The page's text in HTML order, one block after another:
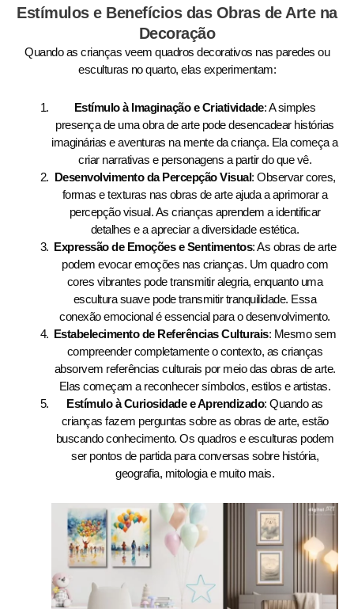
Estímulos e Benefícios das Obras de Arte na
Decoração
Quando as crianças veem quadros decorativos nas paredes ou
esculturas no quarto, elas experimentam:
Estímulo à Imaginação e Criatividade: A simples
presença de uma obra de arte pode desencadear histórias
imaginárias e aventuras na mente da criança. Ela começa a
criar narrativas e personagens a partir do que vê.
Desenvolvimento da Percepção Visual: Observar cores,
formas e texturas nas obras de arte ajuda a aprimorar a
percepção visual. As crianças aprendem a identificar
detalhes e a apreciar a diversidade estética.
Expressão de Emoções e Sentimentos: As obras de arte
podem evocar emoções nas crianças. Um quadro com
cores vibrantes pode transmitir alegria, enquanto uma
escultura suave pode transmitir tranquilidade. Essa
conexão emocional é essencial para o desenvolvimento.
Estabelecimento de Referências Culturais: Mesmo sem
compreender completamente o contexto, as crianças
absorvem referências culturais por meio das obras de arte.
Elas começam a reconhecer símbolos, estilos e artistas.
Estímulo à Curiosidade e Aprendizado: Quando as
crianças fazem perguntas sobre as obras de arte, estão
buscando conhecimento. Os quadros e esculturas podem
ser pontos de partida para conversas sobre história,
geografia, mitologia e muito mais.